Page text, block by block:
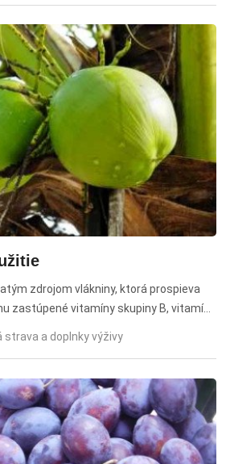
zdrojom vlákniny, ktorá prospieva
zastúpené vitamíny skupiny B, vitamín
strava a doplnky výživy